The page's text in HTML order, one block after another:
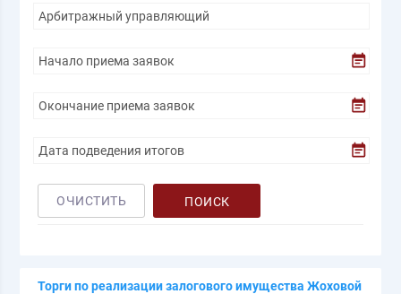
ОЧИСТИТЬ ПОИСК
Торги по реализации залогового имущества Жоховой